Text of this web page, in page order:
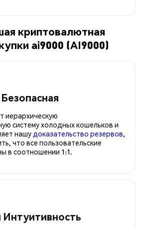
криптовалютная
ai9000 (AI9000)
иерархическую
систему холодных кошельков и
нашу доказательство резервов,
что все пользовательские
в соотношении 1:1.
Интуитивность